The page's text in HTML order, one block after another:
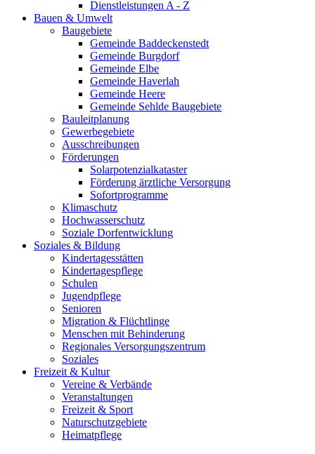
Dienstleistungen A - Z
Bauen & Umwelt
Baugebiete
Gemeinde Baddeckenstedt
Gemeinde Burgdorf
Gemeinde Elbe
Gemeinde Haverlah
Gemeinde Heere
Gemeinde Sehlde Baugebiete
Bauleitplanung
Gewerbegebiete
Ausschreibungen
Förderungen
Solarpotenzialkataster
Förderung ärztliche Versorgung
Sofortprogramme
Klimaschutz
Hochwasserschutz
Soziale Dorfentwicklung
Soziales & Bildung
Kindertagesstätten
Kindertagespflege
Schulen
Jugendpflege
Senioren
Migration & Flüchtlinge
Menschen mit Behinderung
Regionales Versorgungszentrum
Soziales
Freizeit & Kultur
Vereine & Verbände
Veranstaltungen
Freizeit & Sport
Naturschutzgebiete
Heimatpflege